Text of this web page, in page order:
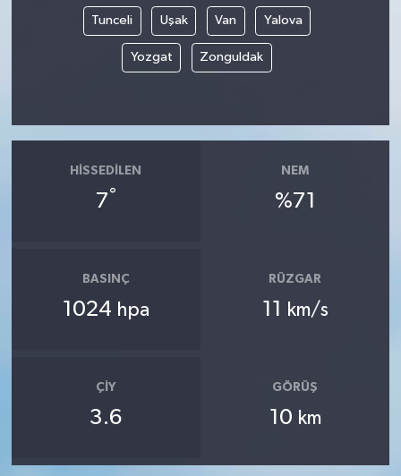
Tunceli Uşak Van Yalova
Yozgat Zonguldak
HISSEDILEN
7°
NEM
%71
BASINÇ
1024 hpa
RÜZGAR
11 km/s
ÇIY
3.6
GÖRÜŞ
10 km